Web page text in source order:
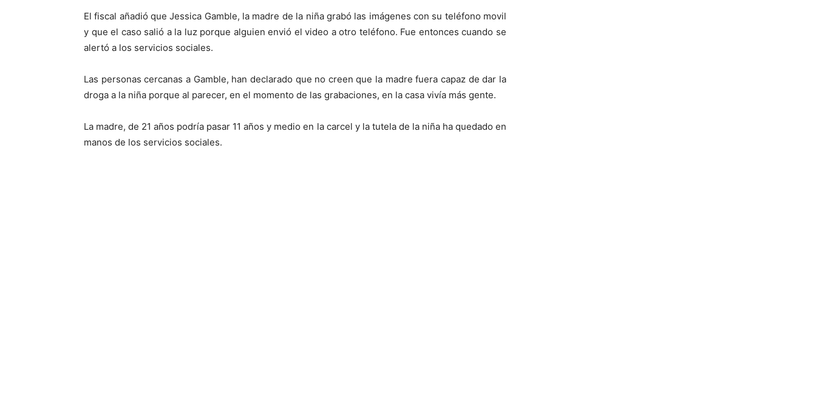
El fiscal añadió que Jessica Gamble, la madre de la niña grabó las imágenes con su teléfono movil
y que el caso salió a la luz porque alguien envió el video a otro teléfono. Fue entonces cuando se
alertó a los servicios sociales.
Las personas cercanas a Gamble, han declarado que no creen que la madre fuera capaz de dar la
droga a la niña porque al parecer, en el momento de las grabaciones, en la casa vivía más gente.
La madre, de 21 años podría pasar 11 años y medio en la carcel y la tutela de la niña ha quedado en
manos de los servicios sociales.